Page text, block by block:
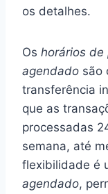
os detalhes.
Os horários de
agendado são
transferência
que as
processadas
semana, até
flexibilidade é
agendado,